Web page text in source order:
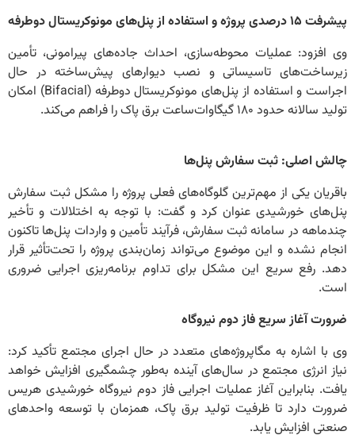
پیشرفت ۱۵ درصدی پروژه و استفاده از پنل‌های مونوکریستال دوطرفه
وی افزود: عملیات محوطه‌سازی، احداث جاده‌های پیرامونی، تأمین
زیرساخت‌های تاسیساتی و نصب دیوارهای پیش‌ساخته در حال
اجراست و استفاده از پنل‌های مونوکریستال دوطرفه (Bifacial) امکان
تولید سالانه حدود ۱۸۰ گیگاوات‌ساعت برق پاک را فراهم می‌کند.
چالش اصلی: ثبت سفارش پنل‌ها
باقریان یکی از مهم‌ترین گلوگاه‌های فعلی پروژه را مشکل ثبت سفارش
پنل‌های خورشیدی عنوان کرد و گفت: با توجه به اختلالات و تأخیر
چندماهه در سامانه ثبت سفارش، فرآیند تأمین و واردات پنل‌ها تاکنون
انجام نشده و این موضوع می‌تواند زمان‌بندی پروژه را تحت‌تأثیر قرار
دهد. رفع سریع این مشکل برای تداوم برنامه‌ریزی اجرایی ضروری
است.
ضرورت آغاز سریع فاز دوم نیروگاه
وی با اشاره به مگاپروژه‌های متعدد در حال اجرای مجتمع تأکید کرد:
نیاز انرژی مجتمع در سال‌های آینده به‌طور چشمگیری افزایش خواهد
یافت. بنابراین آغاز عملیات اجرایی فاز دوم نیروگاه خورشیدی هریس
ضرورت دارد تا ظرفیت تولید برق پاک، همزمان با توسعه واحدهای
صنعتی افزایش یابد.